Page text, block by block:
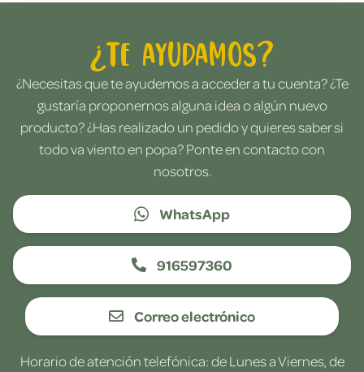
¿Te ayudamos?
¿Necesitas que te ayudemos a acceder a tu cuenta? ¿Te
gustaría proponernos alguna idea o algún nuevo
producto? ¿Has realizado un pedido y quieres saber si
todo va viento en popa? Ponte en contacto con
nosotros.
WhatsApp
916597360
Correo electrónico
Horario de atención telefónica: de Lunes a Viernes, de